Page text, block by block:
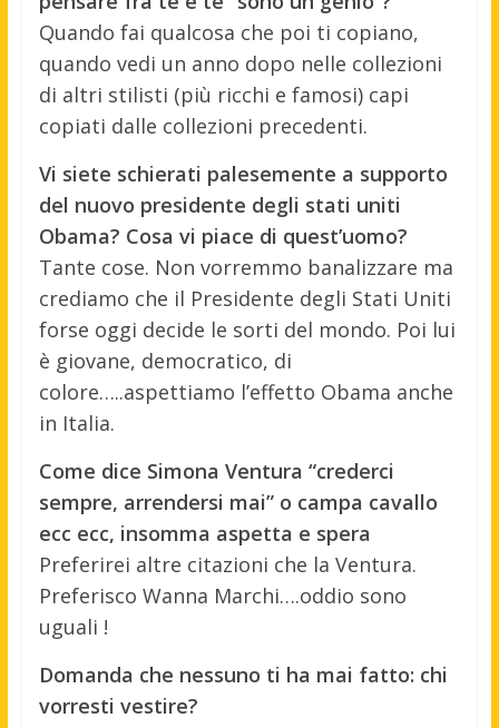
Quando fai qualcosa che poi ti copiano,
quando vedi un anno dopo nelle collezioni
di altri stilisti (più ricchi e famosi) capi
copiati dalle collezioni precedenti.
Vi siete schierati palesemente a supporto
del nuovo presidente degli stati uniti
Obama? Cosa vi piace di quest’uomo?
Tante cose. Non vorremmo banalizzare ma
crediamo che il Presidente degli Stati Uniti
forse oggi decide le sorti del mondo. Poi lui
è giovane, democratico, di
colore…..aspettiamo l’effetto Obama anche
in Italia.
Come dice Simona Ventura “crederci
sempre, arrendersi mai” o campa cavallo
ecc ecc, insomma aspetta e spera
Preferirei altre citazioni che la Ventura.
Preferisco Wanna Marchi….oddio sono
uguali !
Domanda che nessuno ti ha mai fatto: chi
vorresti vestire?